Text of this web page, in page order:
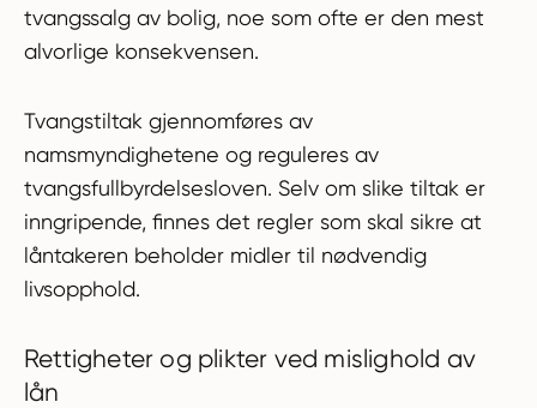
tvangssalg av bolig, noe som ofte er den mest
alvorlige konsekvensen.
Tvangstiltak gjennomføres av
namsmyndighetene og reguleres av
tvangsfullbyrdelsesloven. Selv om slike tiltak er
inngripende, finnes det regler som skal sikre at
låntakeren beholder midler til nødvendig
livsopphold.
Rettigheter og plikter ved mislighold av
lån